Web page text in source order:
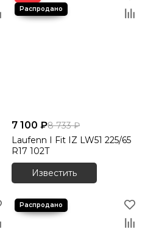
7 100 ₽8 733 ₽
Laufenn I Fit IZ LW51 225/65
R17 102T
Известить